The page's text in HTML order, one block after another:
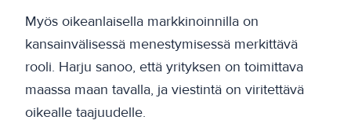
Myös oikeanlaisella markkinoinnilla on
kansainvälisessä menestymisessä merkittävä
rooli. Harju sanoo, että yrityksen on toimittava
maassa maan tavalla, ja viestintä on viritettävä
oikealle taajuudelle.